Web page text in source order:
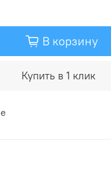
В корзину
Купить в 1 клик